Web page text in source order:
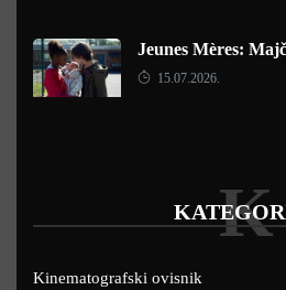
Jeunes Mères:
15.07.2026.
K
Kinematografski ovisnik